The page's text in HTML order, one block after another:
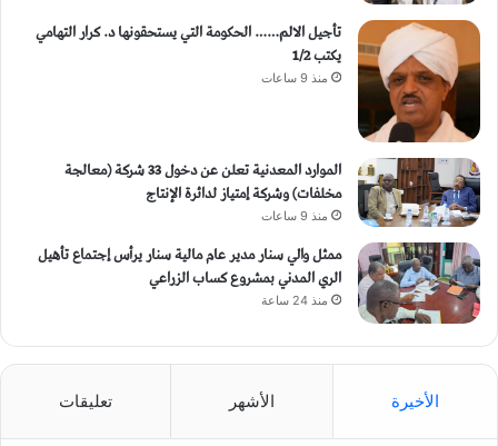
تأجيل الالم…… الحكومة التي يستحقونها د. كرار التهامي
يكتب 1/2
منذ 9 ساعات
الموارد المعدنية تعلن عن دخول 33 شركة (معالجة
مخلفات) وشركة إمتياز لدائرة الإنتاج
منذ 9 ساعات
ممثل والي سنار مدير عام مالية سنار يرأس إجتماع تأهيل
الري المدني بمشروع كساب الزراعي
منذ 24 ساعة
الأخيرة الأشهر تعليقات